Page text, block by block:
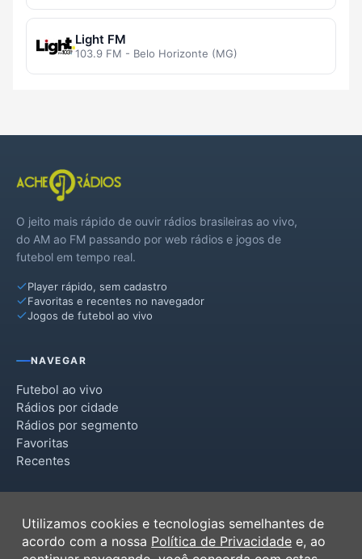
Light FM
103.9 FM - Belo Horizonte (MG)
O jeito mais rápido de ouvir rádios brasileiras ao vivo,
do AM ao FM passando por web rádios e jogos de
futebol em tempo real.
Player rápido, sem cadastro
Favoritas e recentes no navegador
Jogos de futebol ao vivo
NAVEGAR
Futebol ao vivo
Rádios por cidade
Rádios por segmento
Favoritas
Recentes
Termos de Uso
Política de Privacidade
Utilizamos cookies e tecnologias semelhantes de
acordo com a nossa Política de Privacidade e, ao